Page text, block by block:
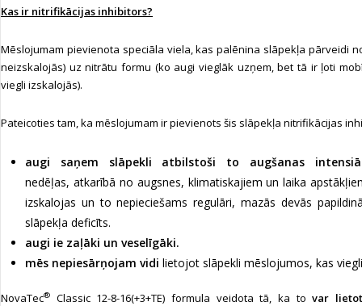
Kas ir nitrifikācijas inhibitors?
Mēslojumam pievienota speciāla viela, kas palēnina slāpekļa pārveidi
neizskalojās) uz nitrātu formu (ko augi vieglāk uzņem, bet tā ir ļoti
viegli izskalojās).
Pateicoties tam, ka mēslojumam ir pievienots šis slāpekļa nitrifikācijas
augi saņem slāpekli atbilstoši to augšanas
nedēļas, atkarībā no augsnes, klimatiskajiem un laika
izskalojas un to nepieciešams regulāri, mazās devās
slāpekļa deficīts.
augi ie zaļāki un veselīgāki.
mēs nepiesārņojam vidi lietojot slāpekli mēslojumos, kas
NovaTec® Classic 12-8-16(+3+TE) formula veidota tā, ka tovar